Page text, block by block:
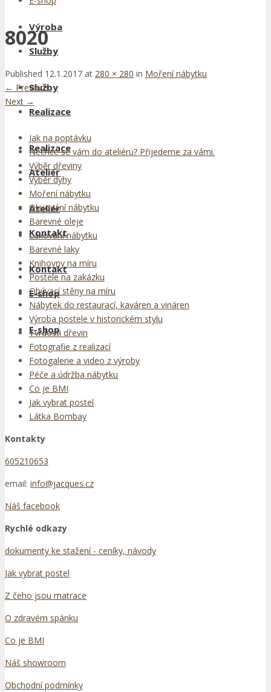
Služby
Realizace
Ateliér
Kontakt
E-shop
Výroba
Služby
Realizace
Ateliér
Kontakt
E-shop
8020
Published 12.1.2017 at 280 × 280 in Moření nábytku
← Previous
Next →
Jak na poptávku
Nechce se vám do ateliéru? Přijedeme za vámi.
Výběr dřeviny
Výběr dýhy
Moření nábytku
Olejování nábytku
Barevné oleje
Lakování nábytku
Barevné laky
Knihovny na míru
Postele na zakázku
Obývací stěny na míru
Nábytek do restaurací, kaváren a vináren
Výroba postele v historickém stylu
Tvrdosti dřevin
Fotografie z realizací
Fotogalerie a video z výroby
Péče a údržba nábytku
Co je BMI
Jak vybrat postel
Látka Bombay
Kontakty
605210653
email: info@jacques.cz
Náš facebook
Rychlé odkazy
dokumenty ke stažení - ceníky, návody
Jak vybrat postel
Z čeho jsou matrace
O zdravém spánku
Co je BMI
Náš showroom
Obchodní podmínky